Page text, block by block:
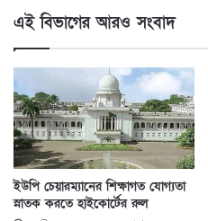
এই বিভাগের আরও সংবাদ
ইউপি চেয়ারম্যানের শিক্ষাগত যোগ্যতা
স্নাতক করতে হাইকোর্টের রুল